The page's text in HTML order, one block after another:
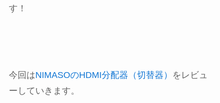
す！
今回はNIMASOのHDMI分配器（切替器）
をレビュ
ーしていきます。